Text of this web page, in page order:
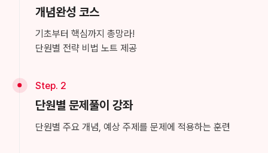
개념완성 코스
기초부터 핵심까지 총망라!
단원별 전략 비법 노트 제공
Step. 2
단원별 문제풀이 강좌
단원별 주요 개념, 예상 주제를 문제에 적용하는 훈련